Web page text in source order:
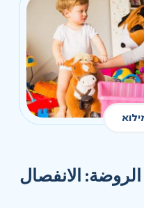
: الانفصال